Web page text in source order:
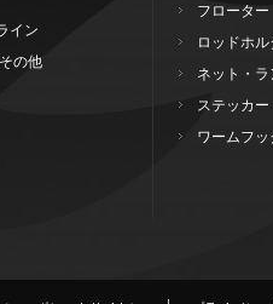
イン
の他
フローター
ロッドホ
ネット・ラ
ステッカ
ワームフッ